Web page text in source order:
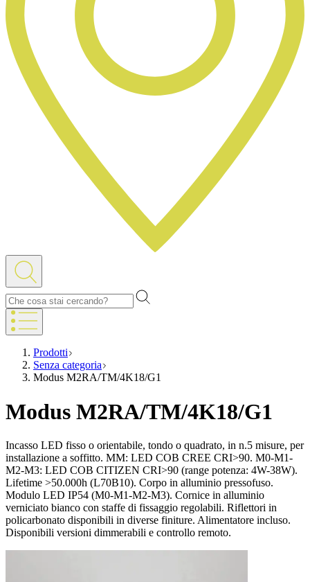
Prodotti
Senza categoria
Modus M2RA/TM/4K18/G1
Modus M2RA/TM/4K18/G1
Incasso LED fisso o orientabile, tondo o quadrato, in n.5 misure, per
installazione a soffitto. MM: LED COB CREE CRI>90. M0-M1-
M2-M3: LED COB CITIZEN CRI>90 (range potenza: 4W-38W).
Lifetime >50.000h (L70B10). Corpo in alluminio pressofuso.
Modulo LED IP54 (M0-M1-M2-M3). Cornice in alluminio
verniciato bianco con staffe di fissaggio regolabili. Riflettori in
policarbonato disponibili in diverse finiture. Alimentatore incluso.
Disponibili versioni dimmerabili e controllo remoto.